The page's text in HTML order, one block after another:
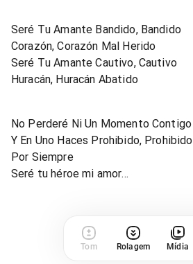
Seré Tu Amante Bandido, Bandido
Corazón, Corazón Mal Herido
Seré Tu Amante Cautivo, Cautivo
Huracán, Huracán Abatido
No Perderé Ni Un Momento Contigo
Y En Uno Haces Prohibido, Prohibido
Por Siempre
Seré tu héroe mi amor...
Tom Rolagem Mídia